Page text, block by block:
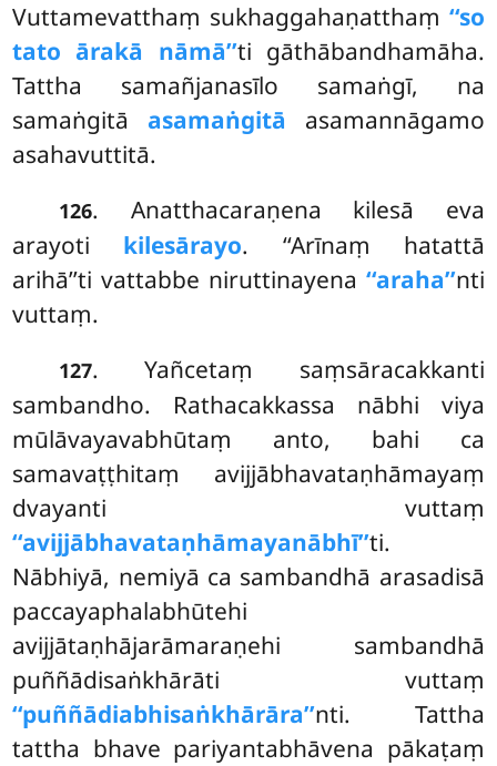
Vuttamevatthaṃ sukhaggahaṇatthaṃ ‘‘so
tato ārakā nāmā’’ti gāthābandhamāha.
Tattha samañjanasīlo samaṅgī, na
samaṅgitā asamaṅgitā asamannāgamo
asahavuttitā.
126. Anatthacaraṇena kilesā eva
arayoti kilesārayo. ‘‘Arīnaṃ hatattā
arihā’’ti vattabbe niruttinayena ‘‘araha’’nti
vuttaṃ.
127. Yañcetaṃ saṃsāracakkanti
sambandho. Rathacakkassa nābhi viya
mūlāvayavabhūtaṃ anto, bahi ca
samavaṭṭhitaṃ avijjābhavataṇhāmayaṃ
dvayanti vuttaṃ
‘‘avijjābhavataṇhāmayanābhī’’ti.
Nābhiyā, nemiyā ca sambandhā arasadisā
paccayaphalabhūtehi
avijjātaṇhājarāmaraṇehi sambandhā
puññādisaṅkhārāti vuttaṃ
‘‘puññādiabhisaṅkhārāra’’nti. Tattha
tattha bhave pariyantabhāvena pākaṭaṃ